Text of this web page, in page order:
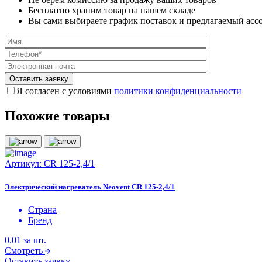
Бесплатно храним товар на нашем складе
Вы сами выбираете график поставок и предлагаемый
Я согласен с условиями политики конфиденциальности
Похожие товары
Артикул: CR 125-2,4/1
Электрический нагреватель Neovent CR 125-2,4/1
Страна
Бренд
0.01 за шт.
Смотреть